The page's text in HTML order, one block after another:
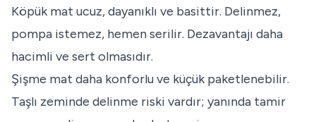
Köpük mat ucuz, dayanıklı ve basittir. Delinmez,
pompa istemez, hemen serilir. Dezavantajı daha
hacimli ve sert olmasıdır.
Şişme mat daha konforlu ve küçük paketlenebilir.
Taşlı zeminde delinme riski vardır; yanında tamir